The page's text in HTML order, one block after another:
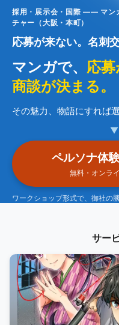
採用・展示会・国際 —— マン
チャー（大阪・本町）
応募が来ない。名刺
マンガで、 応募
商談が決まる。
その魅力、物語にすれば選
▼
ペルソナ体
無料・オンラ
ワークショップ形式で、御社の
サー